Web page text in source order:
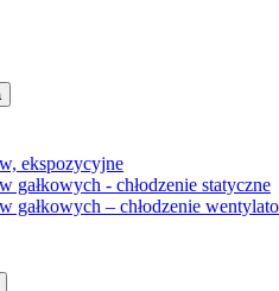
ekspozycyjne
gałkowych - chłodzenie statyczne
gałkowych – chłodzenie